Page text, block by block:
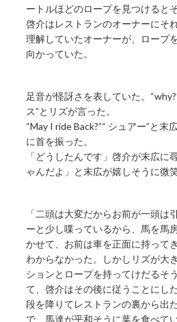
ートルほどのロープを見つけると
啓介はレストランのオーナーにそ
理解していたオーナーが、ロープ
向かっていた。
足音が怪訝さを表していた。
ス”とリズが言った。
“May I ride Back?”“ シュアー”と末
に首を振った。
「どうしたんです」啓介が末広に
ゃんだよ」と末広が嬉しそうに微笑
「二頭は大変だからお前が一頭は
ーと少し喋っているから、馬を馬
かせて、お前は車を正面に持って
わからなかった。しかしリズが大
ションとロープを持ってけだるそ
て、啓介はその後に従うことにし
段を降りてレストランの裏から出
で、馬達が平和そうに葉を食べてい